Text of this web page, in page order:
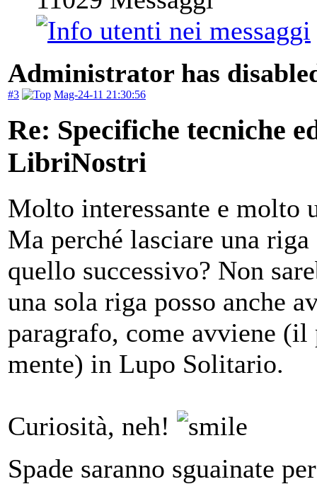
Administrator has
#3 Mag-24-11 21:30:56
Re: Specifiche tecniche
LibriNostri
Molto interessante e molto
Ma perché lasciare una
quello successivo? Non
una sola riga posso anche
paragrafo, come avviene
mente) in Lupo Solitario.
Curiosità, neh!
Spade saranno sguainate